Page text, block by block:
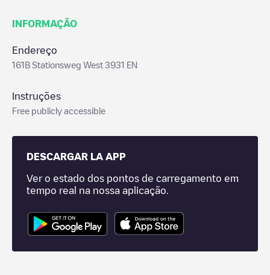
INFORMAÇÃO
Endereço
161B Stationsweg West 3931 EN
Instruções
Free publicly accessible
DESCARGAR LA APP
Ver o estado dos pontos de carregamento em
tempo real na nossa aplicação.